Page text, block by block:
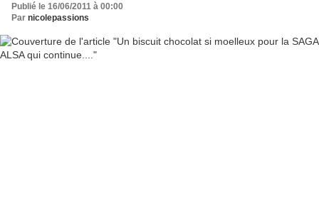
Publié le 16/06/2011 à 00:00
Par nicolepassions